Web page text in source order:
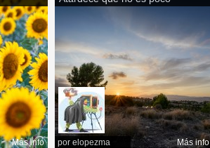
Más info por elopezma Más info